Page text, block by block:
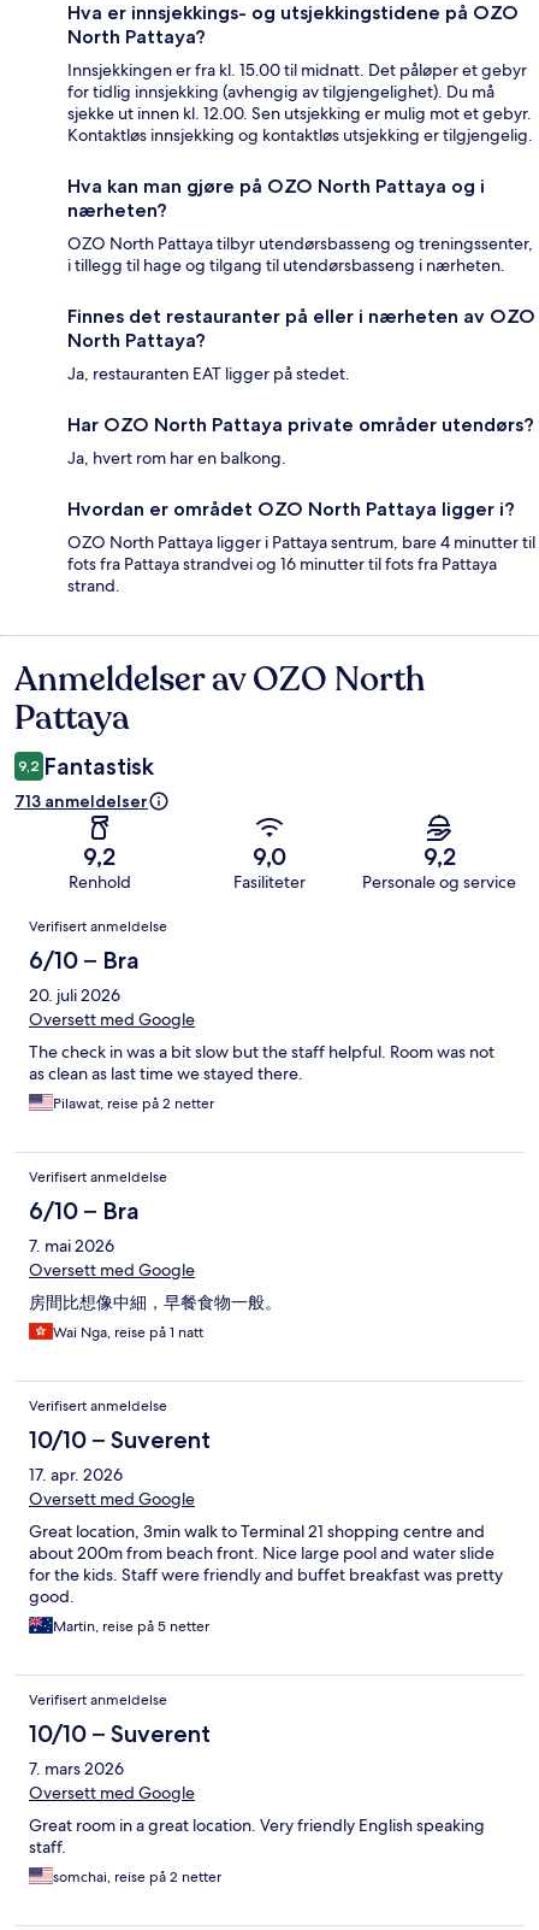
Hva er innsjekkings- og utsjekkingstidene på OZO
North Pattaya?
Innsjekkingen er fra kl. 15.00 til midnatt. Det påløper et gebyr
for tidlig innsjekking (avhengig av tilgjengelighet). Du må
sjekke ut innen kl. 12.00. Sen utsjekking er mulig mot et gebyr.
Kontaktløs innsjekking og kontaktløs utsjekking er tilgjengelig.
Hva kan man gjøre på OZO North Pattaya og i
nærheten?
OZO North Pattaya tilbyr utendørsbasseng og treningssenter,
i tillegg til hage og tilgang til utendørsbasseng i nærheten.
Finnes det restauranter på eller i nærheten av OZO
North Pattaya?
Ja, restauranten EAT ligger på stedet.
Har OZO North Pattaya private områder utendørs?
Ja, hvert rom har en balkong.
Hvordan er området OZO North Pattaya ligger i?
OZO North Pattaya ligger i Pattaya sentrum, bare 4 minutter til
fots fra Pattaya strandvei og 16 minutter til fots fra Pattaya
strand.
Anmeldelser
Anmeldelser av OZO North
Pattaya
9,2 Fantastisk
713 anmeldelser
9,2
Renhold
9,0
Fasiliteter
9,2
Personale og service
Anmeldelser
Verifisert anmeldelse
6/10 – Bra
20. juli 2026
Oversett med Google
The check in was a bit slow but the staff helpful. Room was not
as clean as last time we stayed there.
Pilawat, reise på 2 netter
Verifisert anmeldelse
6/10 – Bra
7. mai 2026
Oversett med Google
房間比想像中細，早餐食物一般。
Wai Nga, reise på 1 natt
Verifisert anmeldelse
10/10 – Suverent
17. apr. 2026
Oversett med Google
Great location, 3min walk to Terminal 21 shopping centre and
about 200m from beach front. Nice large pool and water slide
for the kids. Staff were friendly and buffet breakfast was pretty
good.
Martin, reise på 5 netter
Verifisert anmeldelse
10/10 – Suverent
7. mars 2026
Oversett med Google
Great room in a great location. Very friendly English speaking
staff.
somchai, reise på 2 netter